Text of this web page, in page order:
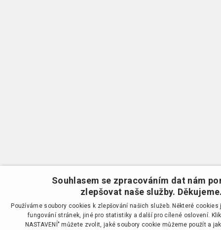
Souhlasem se zpracováním dat nám
zlepšovat naše služby.
Používáme soubory cookies k zlepšování našich služeb. Některé
fungování stránek, jiné pro statistiky a další pro cílené oslovení.
NASTAVENÍ" můžete zvolit, jaké soubory cookie můžeme použít a